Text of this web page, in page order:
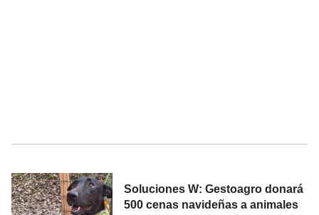
Soluciones W: Gestoagro donará
500 cenas navideñas a animales